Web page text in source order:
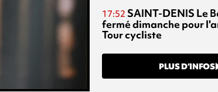
17:52 SAINT-DENIS Le
fermé dimanche pour
Tour cycliste
PLUS D’INFOS